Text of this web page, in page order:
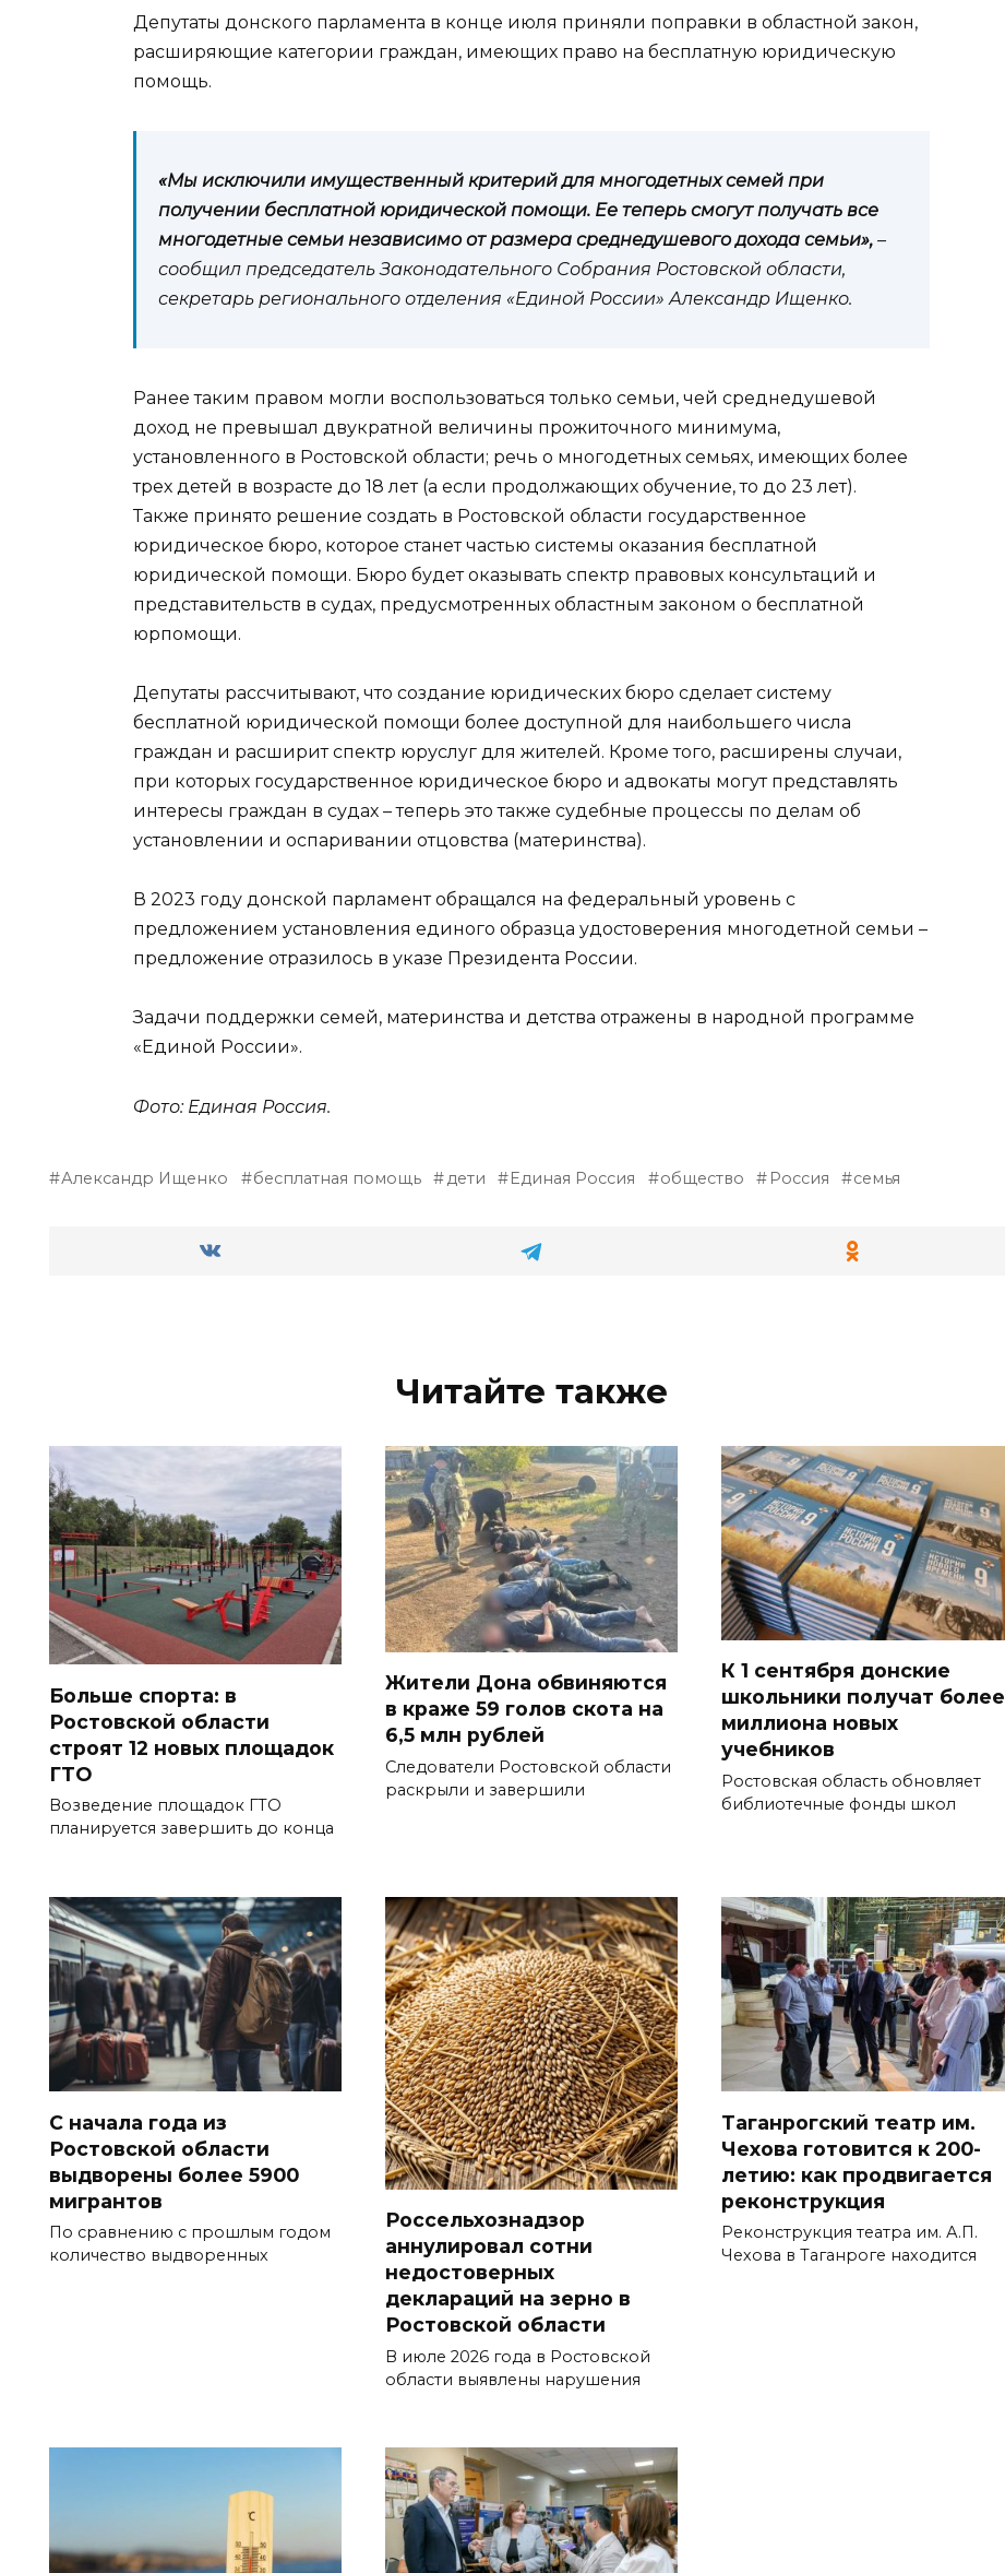
Депутаты донского парламента в конце июля приняли поправки в областной закон,
расширяющие категории граждан, имеющих право на бесплатную юридическую
помощь.
«Мы исключили имущественный критерий для многодетных семей при
получении бесплатной юридической помощи. Ее теперь смогут получать все
многодетные семьи независимо от размера среднедушевого дохода семьи», –
сообщил председатель Законодательного Собрания Ростовской области,
секретарь регионального отделения «Единой России» Александр Ищенко.
Ранее таким правом могли воспользоваться только семьи, чей среднедушевой
доход не превышал двукратной величины прожиточного минимума,
установленного в Ростовской области; речь о многодетных семьях, имеющих более
трех детей в возрасте до 18 лет (а если продолжающих обучение, то до 23 лет).
Также принято решение создать в Ростовской области государственное
юридическое бюро, которое станет частью системы оказания бесплатной
юридической помощи. Бюро будет оказывать спектр правовых консультаций и
представительств в судах, предусмотренных областным законом о бесплатной
юрпомощи.
Депутаты рассчитывают, что создание юридических бюро сделает систему
бесплатной юридической помощи более доступной для наибольшего числа
граждан и расширит спектр юруслуг для жителей. Кроме того, расширены случаи,
при которых государственное юридическое бюро и адвокаты могут представлять
интересы граждан в судах – теперь это также судебные процессы по делам об
установлении и оспаривании отцовства (материнства).
В 2023 году донской парламент обращался на федеральный уровень с
предложением установления единого образца удостоверения многодетной семьи –
предложение отразилось в указе Президента России.
Задачи поддержки семей, материнства и детства отражены в народной программе
«Единой России».
Фото: Единая Россия.
Александр Ищенко бесплатная помощь дети Единая Россия общество Россия семья
Читайте также
Больше спорта: в
Ростовской области
строят 12 новых площадок
ГТО
Возведение площадок ГТО
планируется завершить до конца
Жители Дона обвиняются
в краже 59 голов скота на
6,5 млн рублей
Следователи Ростовской области
раскрыли и завершили
К 1 сентября донские
школьники получат более
миллиона новых
учебников
Ростовская область обновляет
библиотечные фонды школ
С начала года из
Ростовской области
выдворены более 5900
мигрантов
По сравнению с прошлым годом
количество выдворенных
Россельхознадзор
аннулировал сотни
недостоверных
деклараций на зерно в
Ростовской области
В июле 2026 года в Ростовской
области выявлены нарушения
Таганрогский театр им.
Чехова готовится к 200-
летию: как продвигается
реконструкция
Реконструкция театра им. А.П.
Чехова в Таганроге находится